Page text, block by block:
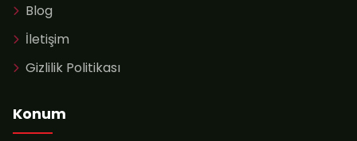
Blog
İletişim
Gizlilik Politikası
Konum